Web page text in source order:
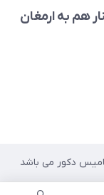
هم به ارمغان
دکور می باشد